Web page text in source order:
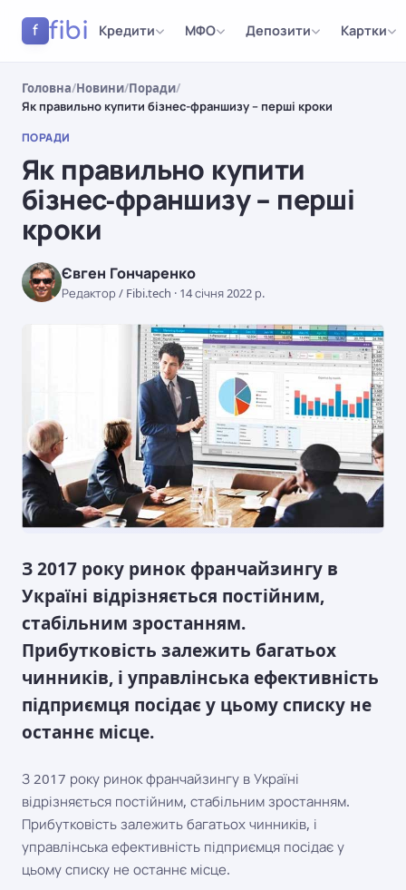
f fibi Кредити МФО Депозити Картки
Головна/Новини/Поради/
Як правильно купити бізнес-франшизу – перші кроки
ПОРАДИ
Як правильно купити
бізнес-франшизу – перші
кроки
Євген Гончаренко
Редактор / Fibi.tech · 14 січня 2022 р.
З 2017 року ринок франчайзингу в
Україні відрізняється постійним,
стабільним зростанням.
Прибутковість залежить багатьох
чинників, і управлінська ефективність
підприємця посідає у цьому списку не
останнє місце.
З 2017 року ринок франчайзингу в Україні
відрізняється постійним, стабільним зростанням.
Прибутковість залежить багатьох чинників, і
управлінська ефективність підприємця посідає у
цьому списку не останнє місце.